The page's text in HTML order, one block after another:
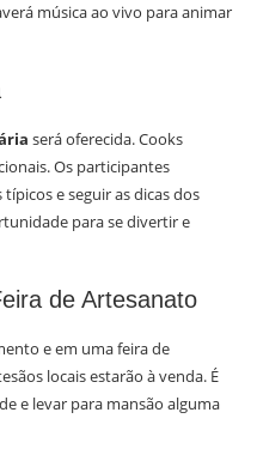
música ao vivo para animar
será oferecida. Cooks
Os participantes
e seguir as dicas dos
para se divertir e
de Artesanato
e em uma feira de
locais estarão à venda. É
e levar para mansão alguma